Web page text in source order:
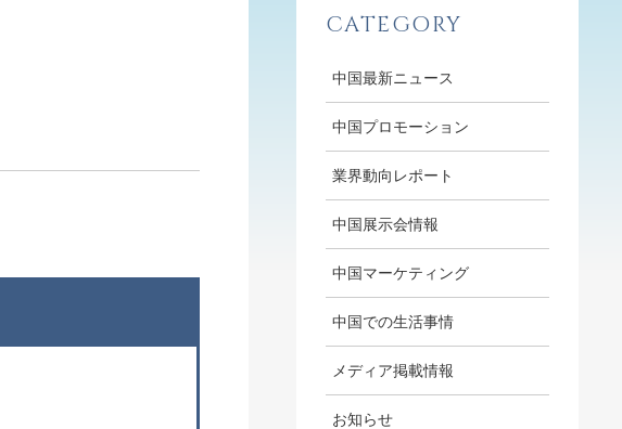
CATEGORY
中国最新ニュース
中国プロモーション
業界動向レポート
中国展示会情報
中国マーケティング
中国での生活事情
メディア掲載情報
お知らせ